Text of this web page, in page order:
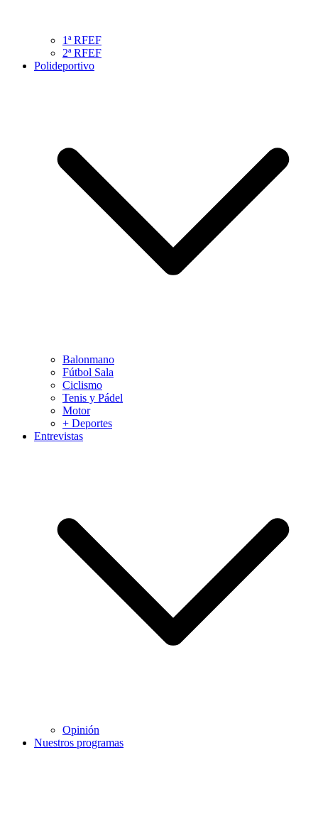
1ª RFEF
2ª RFEF
Polideportivo
Balonmano
Fútbol Sala
Ciclismo
Tenis y Pádel
Motor
+ Deportes
Entrevistas
Opinión
Nuestros programas